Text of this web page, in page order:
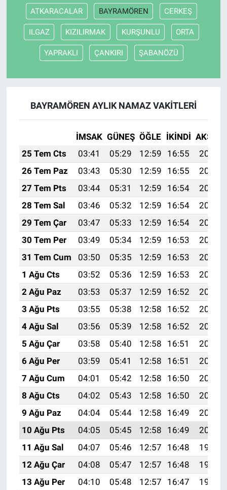
ATKARACALAR BAYRAMÖREN CERKEŞ
ILGAZ KIZILIRMAK KURŞUNLU ORTA
YAPRAKLI ÇANKIRI ŞABANÖZÜ
BAYRAMÖREN AYLIK NAMAZ VAKITLERI
İMSAK GÜNEŞ ÖĞLE İKINDI AKŞAM
25 Tem Cts
03:41 05:29 12:59 16:55
20:18
26 Tem Paz
03:43 05:30 12:59 16:55
20:17
27 Tem Pts
03:44 05:31 12:59 16:54
20:16
28 Tem Sal
03:46 05:32 12:59 16:54
20:15
29 Tem Çar
03:47 05:33 12:59 16:54
20:14
30 Tem Per
03:49 05:34 12:59 16:53
20:13
31 Tem Cum
03:50 05:35 12:59 16:53
20:12
1 Ağu Cts
03:52 05:36 12:59 16:53
20:11
2 Ağu Paz
03:53 05:37 12:59 16:52
20:10
3 Ağu Pts
03:55 05:38 12:58 16:52
20:09
4 Ağu Sal
03:56 05:39 12:58 16:52
20:08
5 Ağu Çar
03:58 05:40 12:58 16:51
20:07
6 Ağu Per
03:59 05:41 12:58 16:51
20:05
7 Ağu Cum
04:01 05:42 12:58 16:50
20:04
8 Ağu Cts
04:02 05:43 12:58 16:50
20:03
9 Ağu Paz
04:04 05:44 12:58 16:49
20:02
10 Ağu Pts
04:05 05:45 12:58 16:49
20:01
11 Ağu Sal
04:07 05:46 12:57 16:48
19:59
12 Ağu Çar
04:08 05:47 12:57 16:48
19:58
13 Ağu Per
04:10 05:48 12:57 16:47
19:57